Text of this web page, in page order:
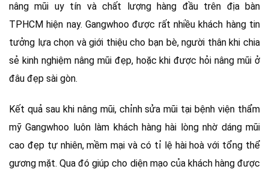
nâng mũi uy tín và chất lượng hàng đầu trên địa bàn
TPHCM hiện nay. Gangwhoo được rất nhiều khách hàng tin
tưởng lựa chọn và giới thiệu cho bạn bè, người thân khi chia
sẻ kinh nghiệm nâng mũi đẹp, hoặc khi được hỏi nâng mũi ở
đâu đẹp sài gòn.
Kết quả sau khi nâng mũi, chỉnh sửa mũi tại bệnh viện thẩm
mỹ Gangwhoo luôn làm khách hàng hài lòng nhờ dáng mũi
cao đẹp tự nhiên, mềm mại và có tỉ lệ hài hoà với tổng thể
gương mặt. Qua đó giúp cho diện mạo của khách hàng được